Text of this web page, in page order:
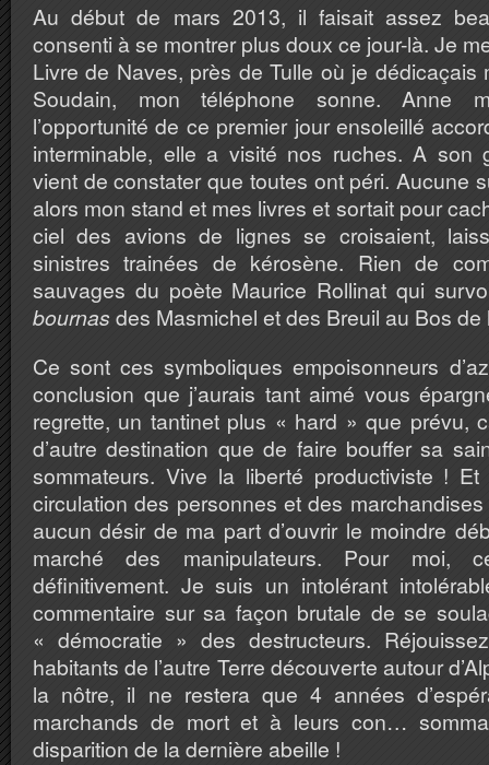
Au début de mars 2013, il faisait assez
consenti à se montrer plus doux ce jour-là. Je
Livre de Naves, près de Tulle où je dédicaçais
Soudain, mon téléphone sonne. Anne
l’opportunité de ce premier jour ensoleillé
interminable, elle a visité nos ruches. A son
vient de constater que toutes ont péri. Aucune
alors mon stand et mes livres et sortait pour
ciel des avions de lignes se croisaient,
sinistres trainées de kérosène. Rien de
sauvages du poète Maurice Rollinat qui
bournas des Masmichel et des Breuil au Bos
Ce sont ces symboliques empoisonneurs
conclusion que j’aurais tant aimé vous
regrette, un tantinet plus « hard » que prévu,
d’autre destination que de faire bouffer sa
sommateurs. Vive la liberté productiviste !
circulation des personnes et des
aucun désir de ma part d’ouvrir le moindre
marché des manipulateurs. Pour moi,
définitivement. Je suis un intolérant
commentaire sur sa façon brutale de se
« démocratie » des destructeurs.
habitants de l’autre Terre découverte autour
la nôtre, il ne restera que 4 années
marchands de mort et à leurs con…
disparition de la dernière abeille !